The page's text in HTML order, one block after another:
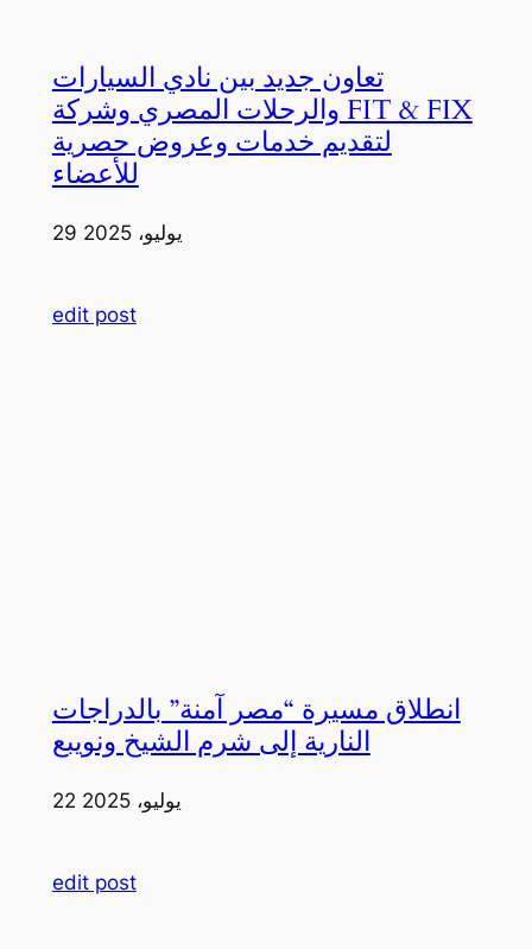
تعاون جديد بين نادي السيارات
والرحلات المصري وشركة FIT & FIX
لتقديم خدمات وعروض حصرية
للأعضاء
29 يوليو، 2025
edit post
انطلاق مسيرة “مصر آمنة” بالدراجات
النارية إلى شرم الشيخ ونويبع
22 يوليو، 2025
edit post